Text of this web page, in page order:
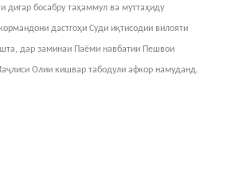
босабру таҳаммул ва муттаҳиду
дастгоҳи Суди иқтисодии вилояти
дар заминаи Паёми навбатии Пешвои
Олии кишвар табодули афкор намуданд.